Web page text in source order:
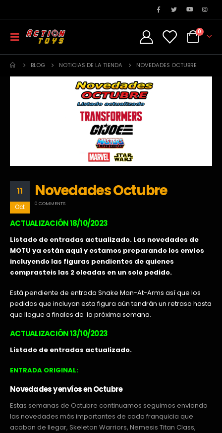
0
BLOG NOTICIAS DE LA TIENDA NOVEDADES OCTUBRE
11
Oct
Novedades Octubre
0 COMMENTS
ACTUALIZACIÓN 18/10/2023
Listado de entradas actualizado. Las novedades de
MOTU ya están aquí y estamos preparando los envíos
incluyendo las figuras pendientes de quienes
comprasteis las 2 oleadas en un solo pedido.
Está pendiente de entrada Snake Man-At-Arms así que los
pedidos que incluyan esta figura aún tendrán un retraso hasta
que llegue a finales de la próxima semana.
ACTUALIZACIÓN 13/10/2023
Listado de entradas actualizado.
ENTRADA ORIGINAL:
Novedades y envíos en Octubre
Estas semanas de Octubre continuamos seguimos enviando
las novedades más importantes de cada franquicia que
acaban de llegar, Skeleton Warriors, Nemesis Titan Class,